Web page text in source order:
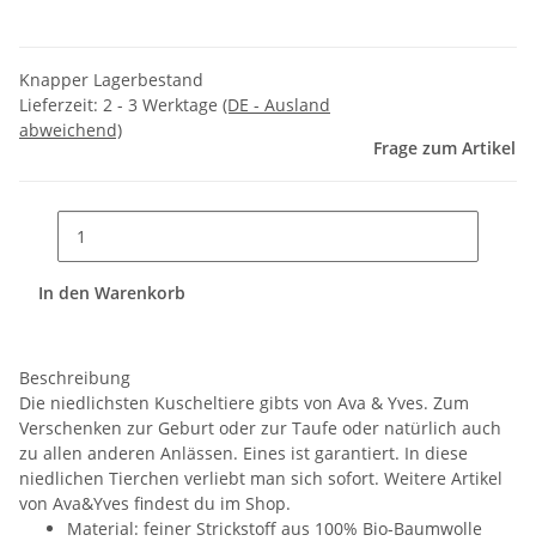
Knapper Lagerbestand
Lieferzeit: 2 - 3 Werktage (DE - Ausland
abweichend)
Frage zum Artikel
In den Warenkorb
Beschreibung
Die niedlichsten Kuscheltiere gibts von Ava & Yves. Zum
Verschenken zur Geburt oder zur Taufe oder natürlich auch
zu allen anderen Anlässen. Eines ist garantiert. In diese
niedlichen Tierchen verliebt man sich sofort. Weitere Artikel
von Ava&Yves findest du im Shop.
Material: feiner Strickstoff aus 100% Bio-Baumwolle